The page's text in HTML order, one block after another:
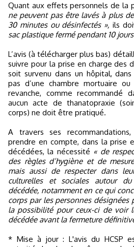
Quant aux effets personnels de la
ne peuvent pas être lavés à plus
30 minutes ou désinfectés », ils
sac plastique fermé pendant 10 jours
L’avis (à télécharger plus bas)
suivre pour la prise en charge des
soit survenu dans un hôpital,
pas d’une chambre mortuaire
revanche, comme recommandé
aucun acte de thanatopraxie
corps) ne doit être pratiqué.
A travers ses
prendre en compte, dans la prise
décédées, la nécessité « de
des règles d’hygiène et de
mais aussi de respecter dans
culturelles et sociales autour
décédée, notamment en ce qui
corps par les personnes désignées
la possibilité pour ceux-ci de voir
décédée avant la fermeture
* Mise à jour : L'avis du HCSP